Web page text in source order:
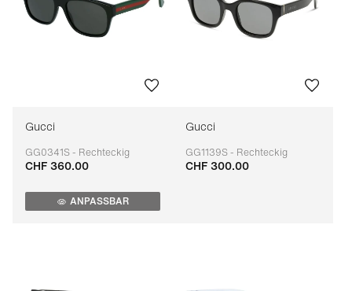
Gucci
GG0341S - Rechteckig
Anpassbar
CHF 360.00
ANPASSBAR
Gucci
GG1139S - Rechteckig
Anpassbar
CHF 300.00